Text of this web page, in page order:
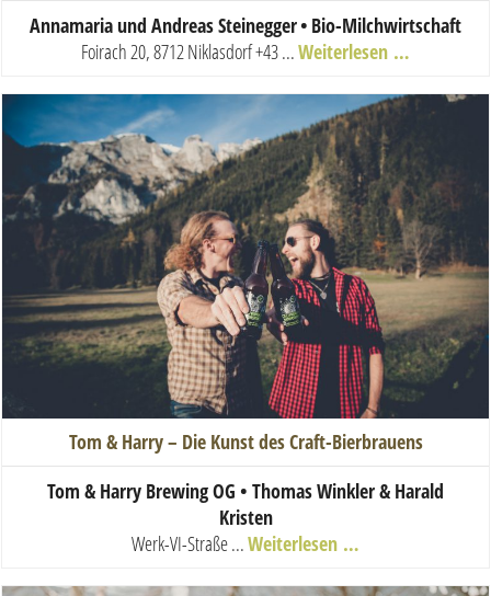
Annamaria und Andreas Steinegger• Bio-Milchwirtschaft
Foirach 20, 8712 Niklasdorf+43 ...Weiterlesen …
Tom & Harry – Die Kunst des Craft-Bierbrauens
Tom & Harry Brewing OG • Thomas Winkler & Harald
Kristen
Werk-VI-Straße ...Weiterlesen …